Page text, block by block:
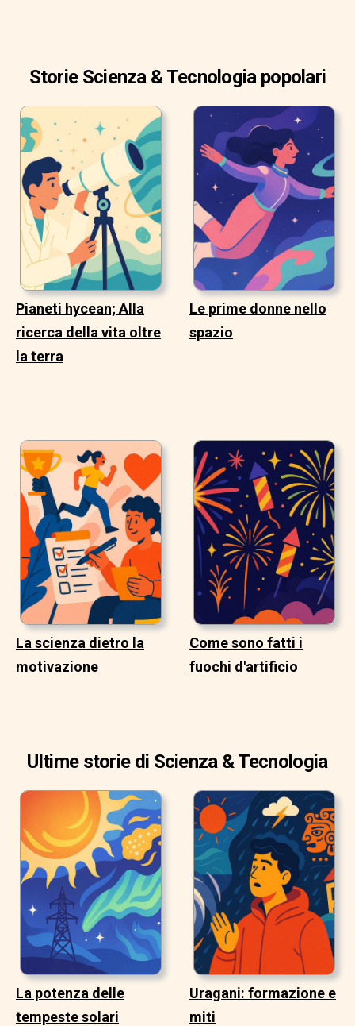
Storie Scienza & Tecnologia popolari
Pianeti hycean; Alla
ricerca della vita oltre
la terra
Le prime donne nello
spazio
La scienza dietro la
motivazione
Come sono fatti i
fuochi d'artificio
Ultime storie di Scienza & Tecnologia
La potenza delle
tempeste solari
Uragani: formazione e
miti